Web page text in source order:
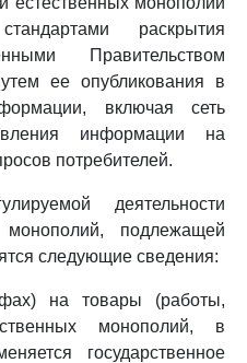
раскрытия
Правительством
ее опубликования в
включая сеть
информации на
потребителей.
деятельности
монополий, подлежащей
следующие сведения:
на товары (работы,
монополий, в
государственное